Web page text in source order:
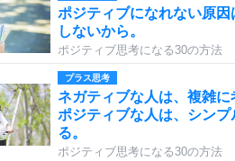
ポジティブになれない原因
しないから。
ポジティブ思考になる30の方法
プラス思考
ネガティブな人は、複雑に
ポジティブな人は、シンプ
る。
ポジティブ思考になる30の方法